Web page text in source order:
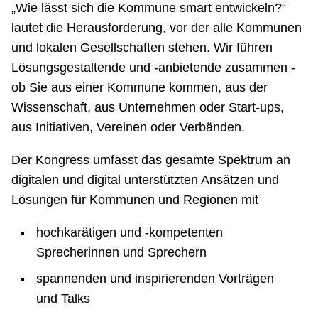
„Wie lässt sich die Kommune smart entwickeln?“
lautet die Herausforderung, vor der alle Kommunen
und lokalen Gesellschaften stehen. Wir führen
Lösungsgestaltende und -anbietende zusammen -
ob Sie aus einer Kommune kommen, aus der
Wissenschaft, aus Unternehmen oder Start-ups,
aus Initiativen, Vereinen oder Verbänden.
Der Kongress umfasst das gesamte Spektrum an
digitalen und digital unterstützten Ansätzen und
Lösungen für Kommunen und Regionen mit
hochkarätigen und -kompetenten
Sprecherinnen und Sprechern
spannenden und inspirierenden Vorträgen
und Talks